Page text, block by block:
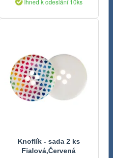
Knoflík - sada 2 ks
Fialová,Červená